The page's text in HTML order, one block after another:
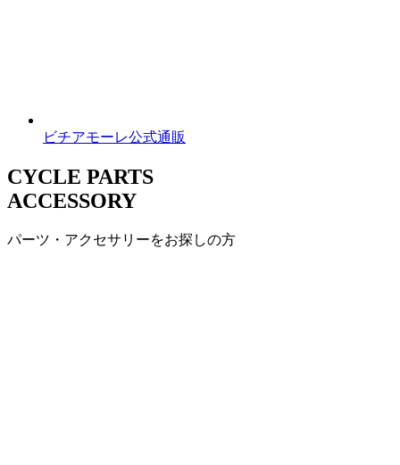
ビチアモーレ公式通販
CYCLE PARTS
ACCESSORY
パーツ・アクセサリーをお探しの方